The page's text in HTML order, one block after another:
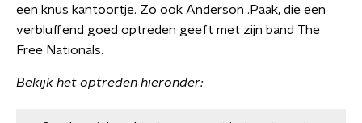
een knus kantoortje. Zo ook Anderson .Paak, die een
verbluffend goed optreden geeft met zijn band The
Free Nationals.
Bekijk het optreden hieronder: